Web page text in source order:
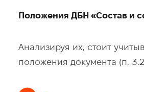
Положения ДБН «Состав и
Анализируя их, стоит
положения документа (п.